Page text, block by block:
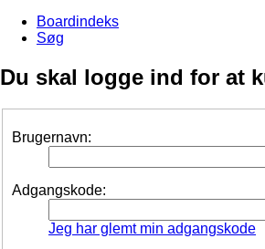
Boardindeks
Søg
Du skal logge ind for at
Brugernavn:
Adgangskode:
Jeg har glemt min adgangskode